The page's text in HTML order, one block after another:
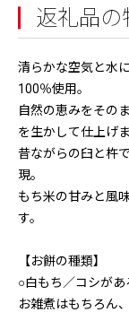
返礼品の
清らかな空気と水
100％使用。
自然の恵みをその
を生かして仕上げま
昔ながらの臼と杵
現。
もち米の甘みと風
す。
【お餅の種類】
○白もち／コシがあ
お雑煮はもちろん